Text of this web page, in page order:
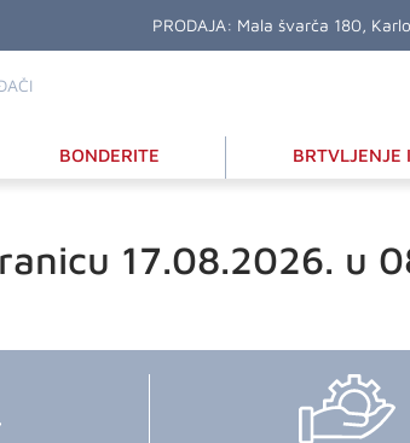
PRODAJA: Mala švarča 180,
BONDERITE BRTVLJENJE
17.08.2026. u